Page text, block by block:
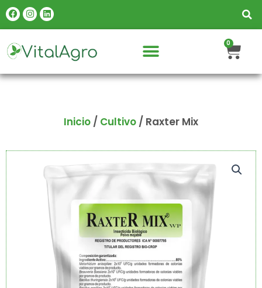
Facebook
Instagram
Linkedin
0
Inicio / Cultivo / Raxter Mix